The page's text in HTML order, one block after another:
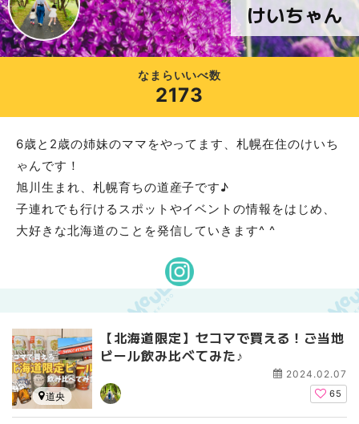
けいちゃん
なまらいいべ数
2173
6歳と2歳の姉妹のママをやってます、札幌在住のけいち
ゃんです！
旭川生まれ、札幌育ちの道産子です♪
子連れでも行けるスポットやイベントの情報をはじめ、
大好きな北海道のことを発信していきます^ ^
【北海道限定】セコマで買える！ご当地
ビール飲み比べてみた♪
2024.02.07
65
道央